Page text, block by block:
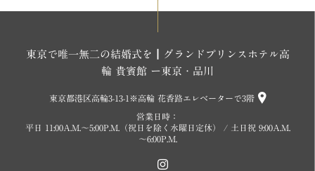
東京で唯一無二の結婚式を┃グランドプリンスホテル高
輪 貴賓館 ー東京・品川
東京都港区高輪3-13-1※高輪 花香路エレベーターで3階
営業日時：
平日 11:00A.M.～5:00P.M.（祝日を除く水曜日定休） / 土日祝 9:00A.M.
～6:00P.M.